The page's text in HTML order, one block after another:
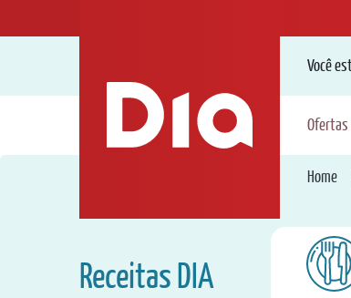
Você
Ofertas
Home
Receitas DIA